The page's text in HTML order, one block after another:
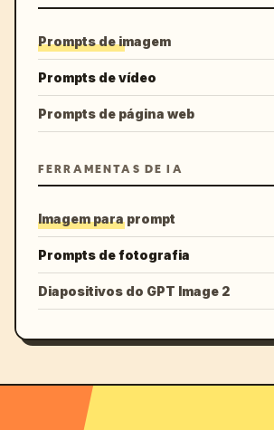
Prompts de imagem
Prompts de vídeo
Prompts de página web
FERRAMENTAS DE IA
Imagem para prompt
Prompts de fotografia
Diapositivos do GPT Image 2